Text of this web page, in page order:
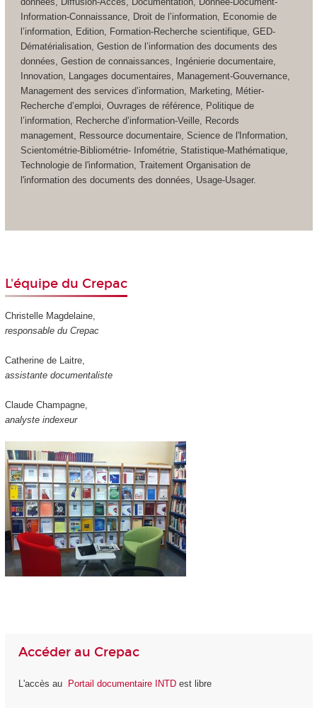
Information-Connaissance, Droit de l’information, Economie de
l’information, Edition, Formation-Recherche scientifique, GED-
Dématérialisation, Gestion de l’information des documents des
données, Gestion de connaissances, Ingénierie documentaire,
Innovation, Langages documentaires, Management-Gouvernance,
Management des services d’information, Marketing, Métier-
Recherche d’emploi, Ouvrages de référence, Politique de
l’information, Recherche d’information-Veille, Records
management, Ressource documentaire, Science de l'Information,
Scientométrie-Bibliométrie- Infométrie, Statistique-Mathématique,
Technologie de l'information, Traitement Organisation de
l'information des documents des données, Usage-Usager.
L'équipe du Crepac
Christelle Magdelaine,
responsable du Crepac
Catherine de Laitre,
assistante documentaliste
Claude Champagne,
analyste indexeur
Accéder au Crepac
L'accès au Portail documentaire INTDest libre